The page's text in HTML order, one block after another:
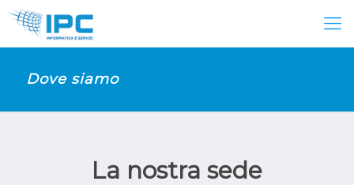
Dove siamo
La nostra sede